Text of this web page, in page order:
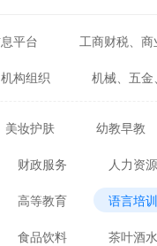
平台 工商财税、
构组织 机械、五
美妆护肤 幼教早教
财政服务 人力资源
高等教育 语言培训
食品饮料 茶叶酒水